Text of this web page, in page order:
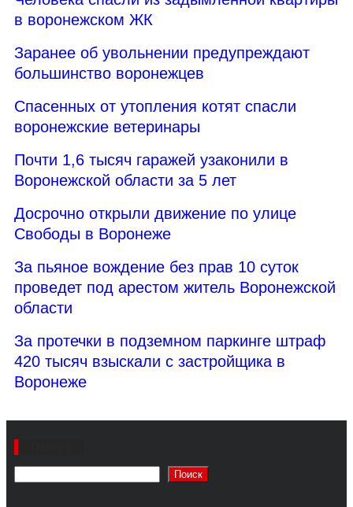
в воронежском ЖК
Заранее об увольнении предупреждают
большинство воронежцев
Спасенных от утопления котят спасли
воронежские ветеринары
Почти 1,6 тысяч гаражей узаконили в
Воронежской области за 5 лет
Досрочно открыли движение по улице
Свободы в Воронеже
За пьяное вождение без прав 10 суток
проведет под арестом житель Воронежской
области
За протечки в подземном паркинге штраф
420 тысяч взыскали с застройщика в
Воронеже
Поиск